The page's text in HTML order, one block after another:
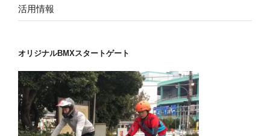
材
購
入”
の
活用情報
オリジナルBMXスタートゲート